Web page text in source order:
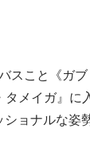
こと《ガ
メイガ』
ョナルな姿